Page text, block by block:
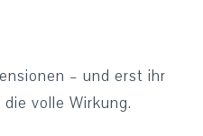
– und erst ihr
volle Wirkung.